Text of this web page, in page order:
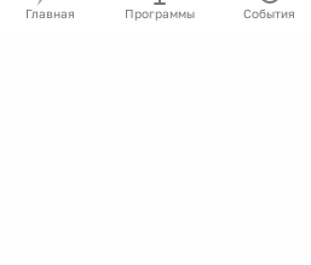
Главная Программы События